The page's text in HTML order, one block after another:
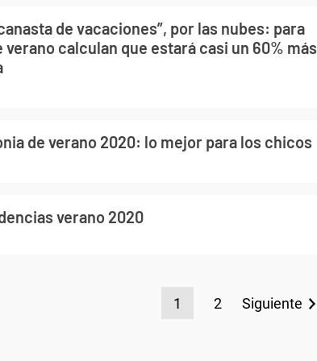
de vacaciones”, por las nubes: para
verano calculan que estará casi un 60% más
de verano 2020: lo mejor para los chicos
verano 2020
1 2 Siguiente